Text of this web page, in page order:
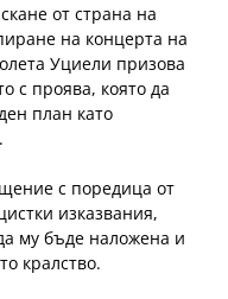
от страна на
на концерта на
Уциели призова
с проява, която да
план като
с поредица от
изказвания,
му бъде наложена и
кралство.